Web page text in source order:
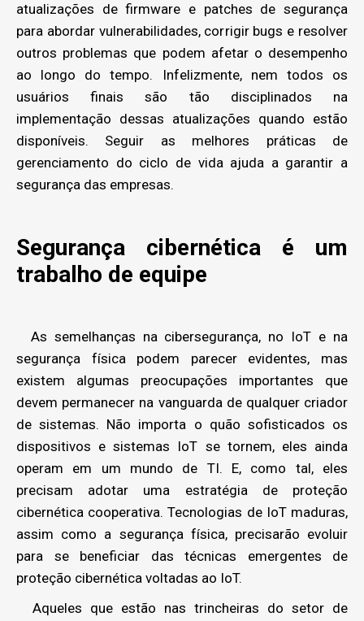
atualizações de firmware e patches de segurança
para abordar vulnerabilidades, corrigir bugs e resolver
outros problemas que podem afetar o desempenho
ao longo do tempo. Infelizmente, nem todos os
usuários finais são tão disciplinados na
implementação dessas atualizações quando estão
disponíveis. Seguir as melhores práticas de
gerenciamento do ciclo de vida ajuda a garantir a
segurança das empresas.
Segurança cibernética é um
trabalho de equipe
As semelhanças na cibersegurança, no IoT e na
segurança física podem parecer evidentes, mas
existem algumas preocupações importantes que
devem permanecer na vanguarda de qualquer criador
de sistemas. Não importa o quão sofisticados os
dispositivos e sistemas IoT se tornem, eles ainda
operam em um mundo de TI. E, como tal, eles
precisam adotar uma estratégia de proteção
cibernética cooperativa. Tecnologias de IoT maduras,
assim como a segurança física, precisarão evoluir
para se beneficiar das técnicas emergentes de
proteção cibernética voltadas ao IoT.
Aqueles que estão nas trincheiras do setor de